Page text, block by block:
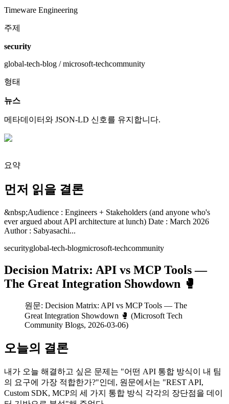
Timeware Engineering
주제
security
global-tech-blog / microsoft-techcommunity
형태
뉴스
메타데이터와 JSON-LD 신호를 유지합니다.
요약
먼저 읽을 결론
&nbsp;Audience : Engineers + Stakeholders (and anyone who's
ever argued about API architecture at lunch) Date : March 2026
Author : Sabyasachi...
securityglobal-tech-blogmicrosoft-techcommunity
Decision Matrix: API vs MCP Tools —
The Great Integration Showdown 🥊
원문: Decision Matrix: API vs MCP Tools — The
Great Integration Showdown 🥊 (Microsoft Tech
Community Blogs, 2026-03-06)
오늘의 결론
내가 오늘 해결하고 싶은 문제는 "어떤 API 통합 방식이 내 팀
의 요구에 가장 적합한가?"인데, 원문에서는 "REST API,
Custom SDK, MCP의 세 가지 통합 방식 각각의 장단점을 데이